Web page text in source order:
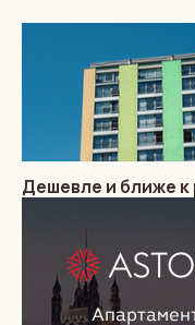
Дешевле и ближе к